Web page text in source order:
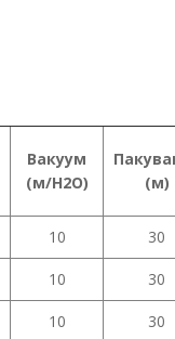
Вакуум
(м/Н2О)
(м)
10 30
10 30
10 30